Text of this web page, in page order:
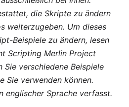
die Skripte zu ändern
weiterzugeben. Um dieses
Beispiele zu ändern, lesen
Scripting Merlin Project
Sie verschiedene Beispiele
Sie verwenden können.
englischer Sprache verfasst.